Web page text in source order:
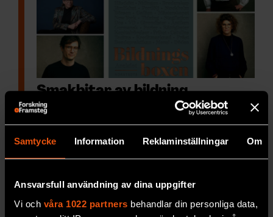
Samtycke Information Reklaminställningar Om
Ansvarsfull användning av dina uppgifter
Vi och våra 1022 partners behandlar din personliga data,
Smakbitar av bildning
Sedan Stockholms universitet drog igång
Bildningspodden 2015 har den vuxit till en av
de mest hörvärda poddarna inom humaniora.